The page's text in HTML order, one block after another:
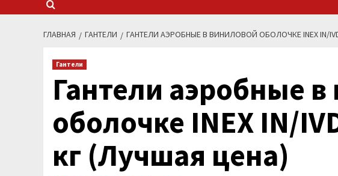
ГЛАВНАЯ ГАНТЕЛИ ГАНТЕЛИ АЭРОБНЫЕ В ВИНИЛОВОЙ ОБОЛОЧКЕ INEX IN/
Гантели
Гантели аэробные
оболочке INEX IN/
кг (Лучшая цена)